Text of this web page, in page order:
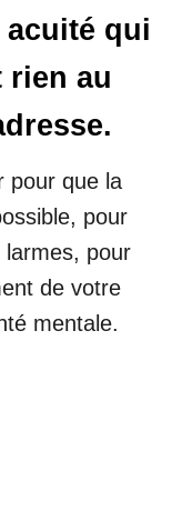
acuité qui
rien au
pour que la
pour
larmes, pour
de votre
mentale.